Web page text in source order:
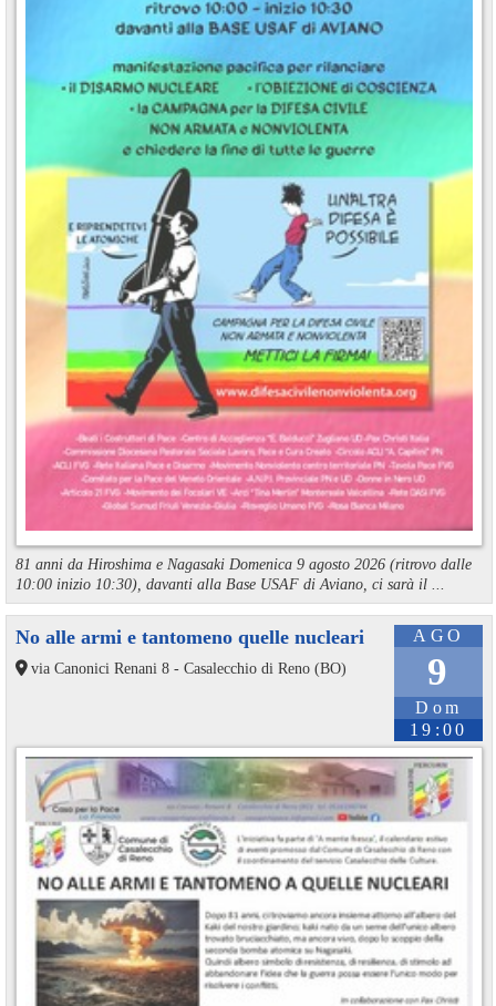
81 anni da Hiroshima e Nagasaki Domenica 9 agosto 2026 (ritrovo dalle
10:00 inizio 10:30), davanti alla Base USAF di Aviano, ci sarà il ...
AGO
9
Dom
19:00
No alle armi e tantomeno quelle nucleari
via Canonici Renani 8 - Casalecchio di Reno (BO)